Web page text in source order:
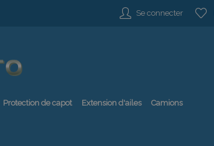
Se connecter
Protection de capot Extension d'ailes Camions